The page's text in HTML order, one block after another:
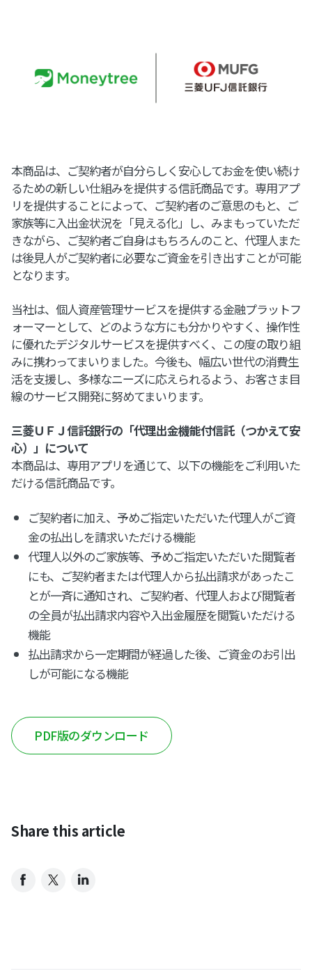
本商品は、ご契約者が自分らしく安心してお金を使い続け
るための新しい仕組みを提供する信託商品です。専用アプ
リを提供することによって、ご契約者のご意思のもと、ご
家族等に入出金状況を「見える化」し、みまもっていただ
きながら、ご契約者ご自身はもちろんのこと、代理人また
は後見人がご契約者に必要なご資金を引き出すことが可能
となります。
当社は、個人資産管理サービスを提供する金融プラットフ
ォーマーとして、どのような方にも分かりやすく、操作性
に優れたデジタルサービスを提供すべく、この度の取り組
みに携わってまいりました。今後も、幅広い世代の消費生
活を支援し、多様なニーズに応えられるよう、お客さま目
線のサービス開発に努めてまいります。
三菱ＵＦＪ信託銀行の「代理出金機能付信託（つかえて安
心）」について
本商品は、専用アプリを通じて、以下の機能をご利用いた
だける信託商品です。
ご契約者に加え、予めご指定いただいた代理人がご資
金の払出しを請求いただける機能
代理人以外のご家族等、予めご指定いただいた閲覧者
にも、ご契約者または代理人から払出請求があったこ
とが一斉に通知され、ご契約者、代理人および閲覧者
の全員が払出請求内容や入出金履歴を閲覧いただける
機能
払出請求から一定期間が経過した後、ご資金のお引出
しが可能になる機能
PDF版のダウンロード
Share this article